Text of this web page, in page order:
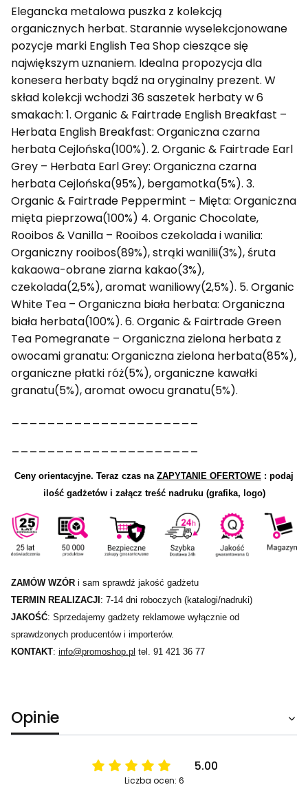
Elegancka metalowa puszka z kolekcją
organicznych herbat. Starannie wyselekcjonowane
pozycje marki English Tea Shop cieszące się
największym uznaniem. Idealna propozycja dla
konesera herbaty bądź na oryginalny prezent. W
skład kolekcji wchodzi 36 saszetek herbaty w 6
smakach: 1. Organic & Fairtrade English Breakfast –
Herbata English Breakfast: Organiczna czarna
herbata Cejlońska(100%). 2. Organic & Fairtrade Earl
Grey – Herbata Earl Grey: Organiczna czarna
herbata Cejlońska(95%), bergamotka(5%). 3.
Organic & Fairtrade Peppermint – Mięta: Organiczna
mięta pieprzowa(100%) 4. Organic Chocolate,
Rooibos & Vanilla – Rooibos czekolada i wanilia:
Organiczny rooibos(89%), strąki wanilii(3%), śruta
kakaowa-obrane ziarna kakao(3%),
czekolada(2,5%), aromat waniliowy(2,5%). 5. Organic
White Tea – Organiczna biała herbata: Organiczna
biała herbata(100%). 6. Organic & Fairtrade Green
Tea Pomegranate – Organiczna zielona herbata z
owocami granatu: Organiczna zielona herbata(85%),
organiczne płatki róż(5%), organiczne kawałki
granatu(5%), aromat owocu granatu(5%).
Ceny orientacyjne. Teraz czas na ZAPYTANIE OFERTOWE : podaj
ilość gadżetów i załącz treść nadruku (grafika, logo)
ZAMÓW WZÓR i sam sprawdź jakość gadżetu
TERMIN REALIZACJI: 7-14 dni roboczych (katalogi/nadruki)
JAKOŚĆ: Sprzedajemy gadżety reklamowe wyłącznie od
sprawdzonych producentów i importerów.
KONTAKT: info@promoshop.pl tel. 91 421 36 77
Opinie
5.00
Liczba ocen: 6